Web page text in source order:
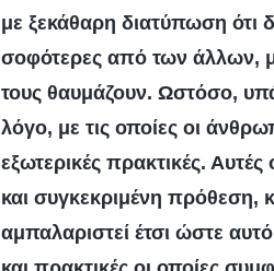
με ξεκάθαρη διατύπωση ότι
σοφότερες από των άλλων,
τους θαυμάζουν. Ωστόσο,
λόγο, με τις οποίες οι
εξωτερικές πρακτικές.
και συγκεκριμένη πρόθεση,
αμπαλαριστεί έτσι ώστε